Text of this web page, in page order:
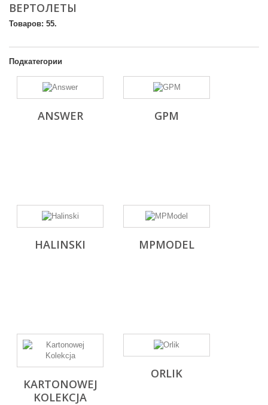
ВЕРТОЛЕТЫ
Товаров: 55.
Подкатегории
ANSWER GPM
HALINSKI MPMODEL
KARTONOWEJ
KOLEKCJA
ORLIK